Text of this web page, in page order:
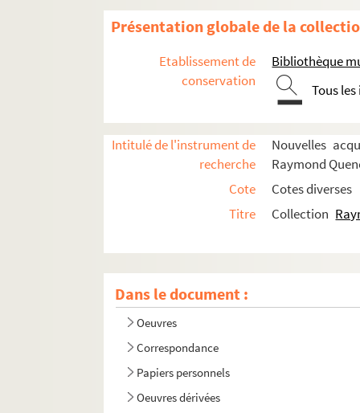
Présentation globale de la
Etablissement de
conservation
Bibliothèque
Tous
Intitulé de l'instrument de
recherche
Nouvelles
Raymond
Cote
Cotes diverses
Titre
Collection
Dans le document :
Oeuvres
Correspondance
Papiers personnels
Oeuvres dérivées